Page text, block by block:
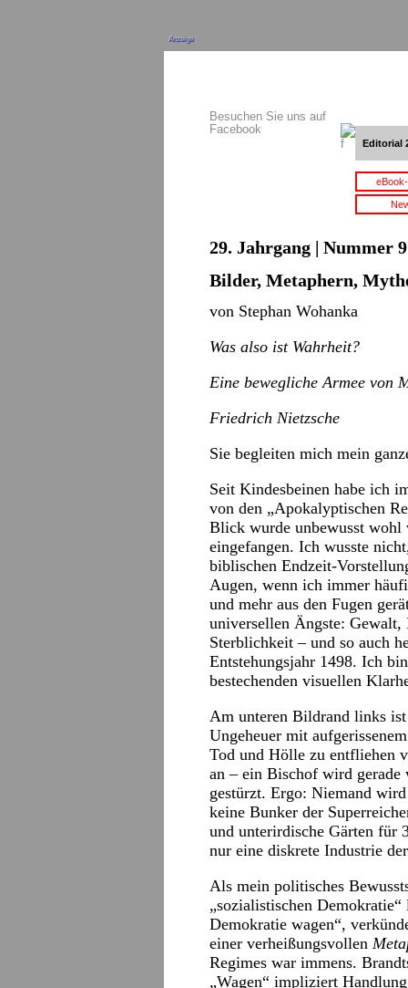
Anzeige
Besuchen Sie uns auf
Facebook
Editorial
29. Jahrgang | Nummer
Bilder, Metaphern,
von Stephan Wohanka
Was also ist Wahrheit?
Eine bewegliche Armee von
Friedrich Nietzsche
Sie begleiten mich mein
Seit Kindesbeinen habe ich
von den „Apokalyptischen
Blick wurde unbewusst
eingefangen. Ich wusste
biblischen Endzeit-
Augen, wenn ich immer
und mehr aus den Fugen
universellen Ängste:
Sterblichkeit – und so auch
Entstehungsjahr 1498. Ich
bestechenden visuellen
Am unteren Bildrand links
Ungeheuer mit
Tod und Hölle zu entfliehen
an – ein Bischof wird gerade
gestürzt. Ergo: Niemand
keine Bunker der
und unterirdische Gärten für
nur eine diskrete Industrie
Als mein politisches
„sozialistischen
Demokratie wagen“,
einer verheißungsvollen
Regimes war immens.
„Wagen“ impliziert